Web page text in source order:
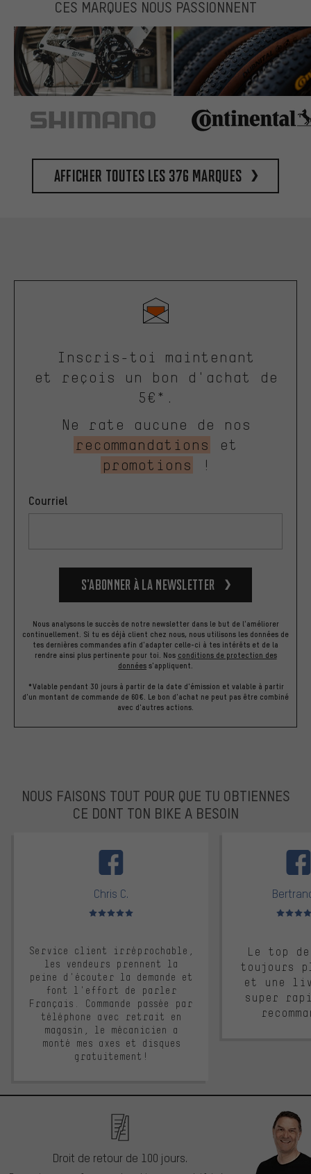
CES MARQUES NOUS PASSIONNENT
Afficher toutes les 376 marques
Inscris-toi maintenant
et reçois un bon d'achat de
5€*.
Ne rate aucune de nos
recommandations
et
promotions
!
Courriel
S’abonner à la newsletter
Nous analysons le succès de notre newsletter dans le but de l'améliorer
continuellement. Si tu es déjà client chez nous, nous utilisons les données de
tes dernières commandes afin d'adapter celle-ci à tes intérêts et de la
rendre ainsi plus pertinente pour toi. Nos conditions de protection des
données s'appliquent.
*Valable pendant 30 jours à partir de la date d'émission et valable à partir
d'un montant de commande de 60€. Le bon d'achat ne peut pas être combiné
avec d'autres actions.
NOUS FAISONS TOUT POUR QUE TU OBTIENNES
CE DONT TON BIKE A BESOIN
Chris C.
Note moyenne : 5 sur 5
Service client irréprochable,
les vendeurs prennent la
peine d'écouter la demande et
font l'effort de parler
Français. Commande passée par
téléphone avec retrait en
magasin, le mécanicien a
monté mes axes et disques
gratuitement!
Note
Le top
toujours
et une
super
Droit de retour de 100 jours.